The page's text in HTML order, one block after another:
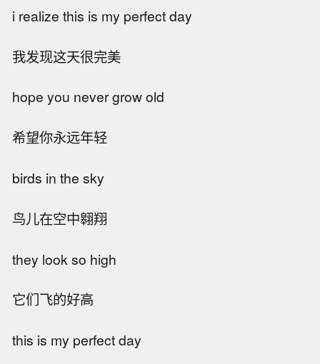
i realize this is my perfect day
我发现这天很完美
hope you never grow old
希望你永远年轻
birds in the sky
鸟儿在空中翱翔
they look so high
它们飞的好高
this is my perfect day